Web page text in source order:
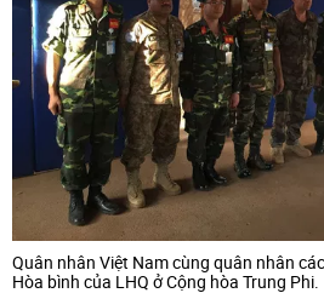
Quân nhân Việt Nam cùng quân nhân
Hòa bình của LHQ ở Cộng hòa Trung Phi.